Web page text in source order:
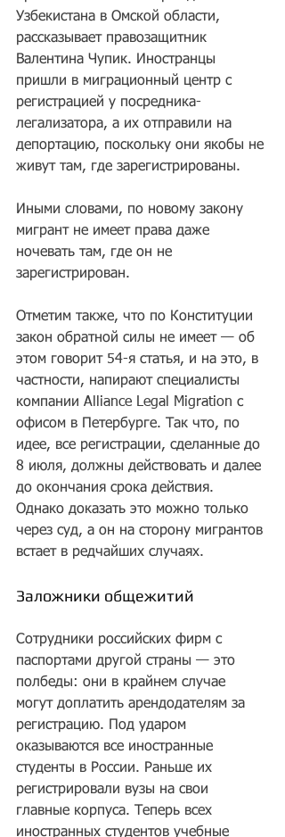
Узбекистана в Омской области,
рассказывает правозащитник
Валентина Чупик. Иностранцы
пришли в миграционный центр с
регистрацией у посредника-
легализатора, а их отправили на
депортацию, поскольку они якобы не
живут там, где зарегистрированы.
Иными словами, по новому закону
мигрант не имеет права даже
ночевать там, где он не
зарегистрирован.
Отметим также, что по Конституции
закон обратной силы не имеет — об
этом говорит 54-я статья, и на это, в
частности, напирают специалисты
компании Alliance Legal Migration с
офисом в Петербурге. Так что, по
идее, все регистрации, сделанные до
8 июля, должны действовать и далее
до окончания срока действия.
Однако доказать это можно только
через суд, а он на сторону мигрантов
встает в редчайших случаях.
Заложники общежитий
Сотрудники российских фирм с
паспортами другой страны — это
полбеды: они в крайнем случае
могут доплатить арендодателям за
регистрацию. Под ударом
оказываются все иностранные
студенты в России. Раньше их
регистрировали вузы на свои
главные корпуса. Теперь всех
иностранных студентов учебные